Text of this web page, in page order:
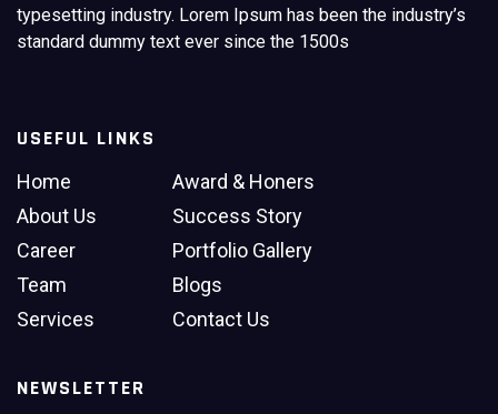
typesetting industry. Lorem Ipsum has been the industry’s
standard dummy text ever since the 1500s
USEFUL LINKS
Home
About Us
Career
Team
Services
Award & Honers
Success Story
Portfolio Gallery
Blogs
Contact Us
NEWSLETTER